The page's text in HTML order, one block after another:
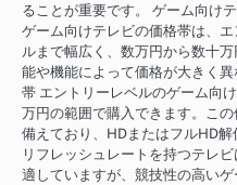
ることが重要です。 ゲーム向け
ゲーム向けテレビの価格帯は、
ルまで幅広く、数万円から数十
能や機能によって価格が大きく
帯 エントリーレベルのゲーム向
万円の範囲で購入できます。こ
備えており、HDまたはフルHD
リフレッシュレートを持つテレ
適していますが、競技性の高い